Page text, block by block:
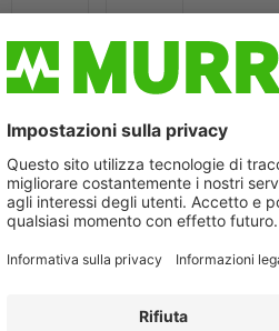
Il prodotto può differire dall'immagine
M12, 5
con
La